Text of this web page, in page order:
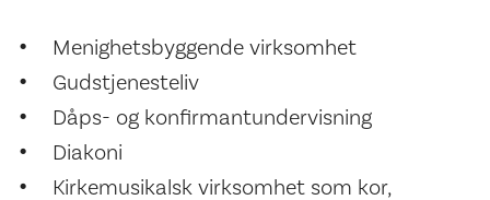
Menighetsbyggende virksomhet
Gudstjenesteliv
Dåps- og konfirmantundervisning
Diakoni
Kirkemusikalsk virksomhet som kor,